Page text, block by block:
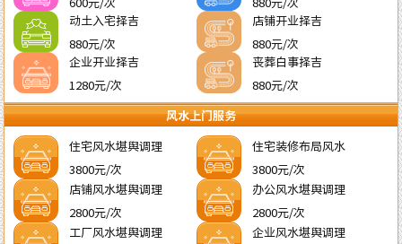
动土入宅择吉
880元/次
店铺开业择吉
880元/次
企业开业择吉
1280元/次
丧葬白事择吉
880元/次
风水上门服务
住宅风水堪舆调理
3800元/次
住宅装修布局风水
3800元/次
店铺风水堪舆调理
2800元/次
办公风水堪舆调理
2800元/次
工厂风水堪舆调理
企业风水堪舆调理